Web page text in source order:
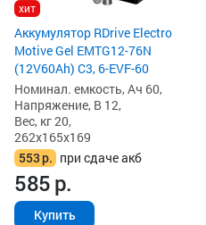
хит
Аккумулятор RDrive Electro
Motive Gel EMTG12-76N
(12V60Ah) C3, 6-EVF-60
Номинал. емкость, Ач 60,
Напряжение, В 12,
Вес, кг 20,
262x165x169
553р. при сдаче акб
585р.
Купить